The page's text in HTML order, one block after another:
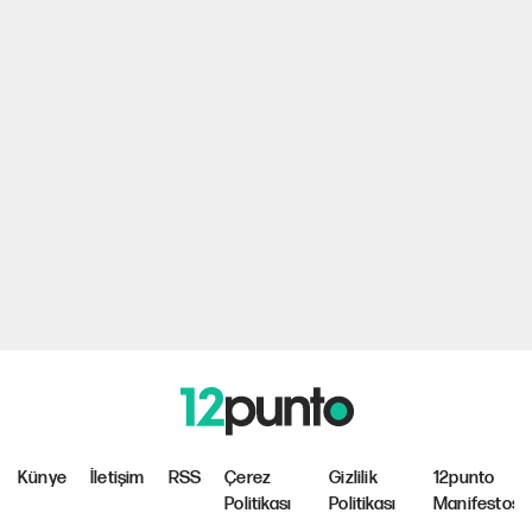
Künye İletişim RSS
Çerez
Politikası
Gizlilik
Politikası
12punto
Manifestosu